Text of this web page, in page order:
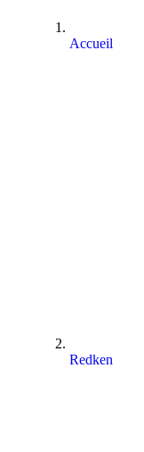
Accueil
⁠⁠Redken